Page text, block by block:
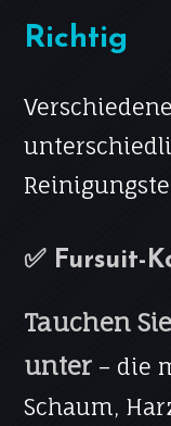
Richtig
✅ Fursuit-
Tauchen
unter – die
Schaum,